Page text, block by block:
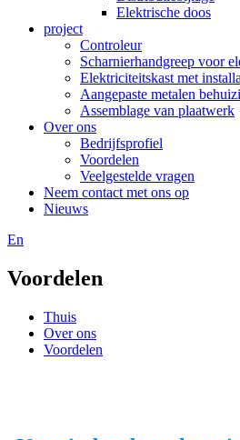
Elektrische doos
project
Controleur
Scharnierhandgreep voor
Elektriciteitskast met
Aangepaste metalen
Assemblage van plaatwerk
Over ons
Bedrijfsprofiel
Voordelen
Veelgestelde vragen
Neem contact met ons op
Nieuws
En
Voordelen
Thuis
Over ons
Voordelen